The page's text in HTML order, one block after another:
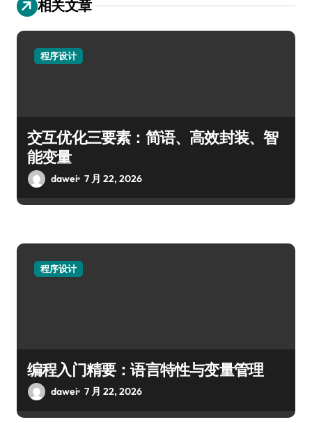
相关文章
程序设计
交互优化三要素：简语、高效封装、智
能变量
dawei 7 月 22, 2026
程序设计
编程入门精要：语言特性与变量管理
dawei 7 月 22, 2026